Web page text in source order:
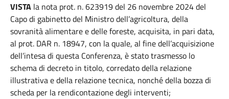
VISTA la nota prot. n. 623919 del 26 novembre 2024 del
Capo di gabinetto del Ministro dell’agricoltura, della
sovranità alimentare e delle foreste, acquisita, in pari data,
al prot. DAR n. 18947, con la quale, al fine dell’acquisizione
dell’intesa di questa Conferenza, è stato trasmesso lo
schema di decreto in titolo, corredato della relazione
illustrativa e della relazione tecnica, nonché della bozza di
scheda per la rendicontazione degli interventi;